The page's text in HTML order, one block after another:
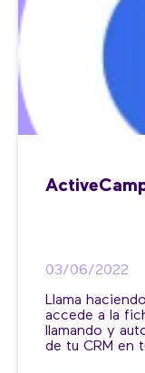
03/06/2022
Llama
accede a la
llamando y
de tu CRM en